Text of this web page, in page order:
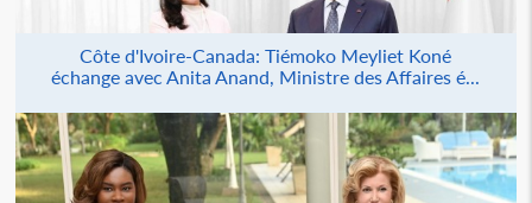
Côte d'Ivoire-Canada: Tiémoko Meyliet Koné
échange avec Anita Anand, Ministre des Affaires é...